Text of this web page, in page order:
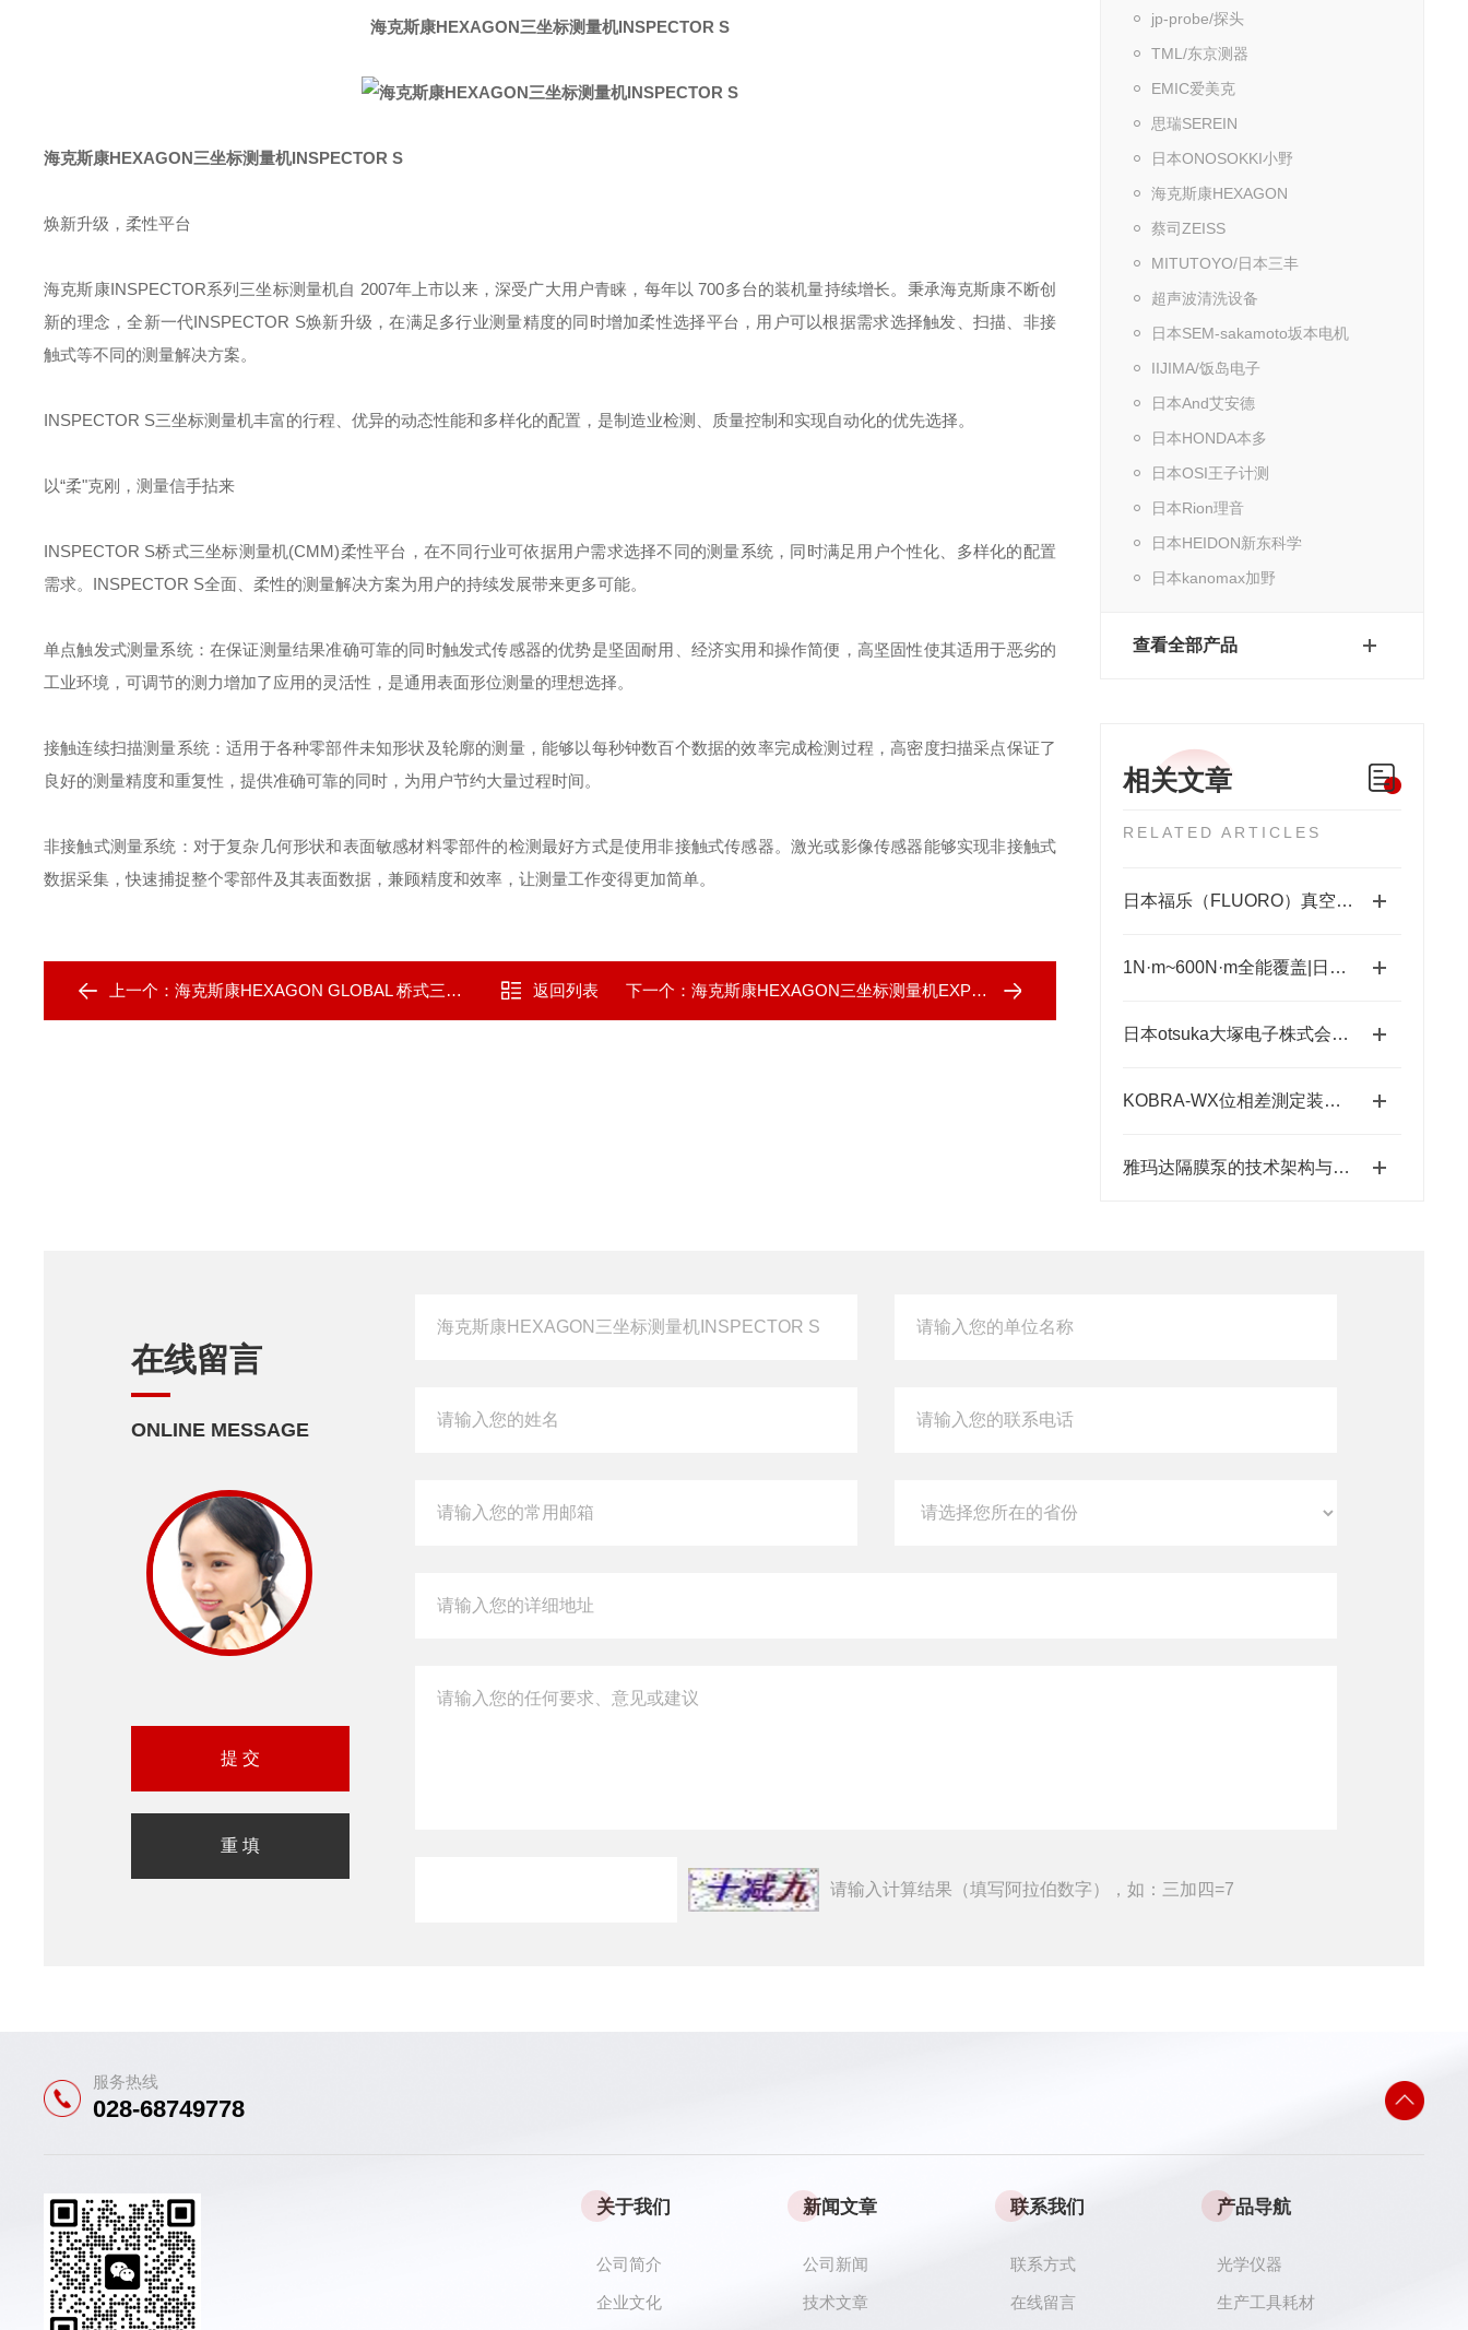
jp-probe/探头
TML/东京测器
EMIC爱美克
思瑞SEREIN
日本ONOSOKKI小野
海克斯康HEXAGON
蔡司ZEISS
MITUTOYO/日本三丰
超声波清洗设备
日本SEM-sakamoto坂本电机
IIJIMA/饭岛电子
日本And艾安德
日本HONDA本多
日本OSI王子计测
日本Rion理音
日本HEIDON新东科学
日本kanomax加野
查看全部产品
相关文章
RELATED ARTICLES
日本福乐（FLUORO）真空吸笔半导体精密搬运工具-藤田光学
1N·m~600N·m全能覆盖|日本ESTIC艾斯迪克超宽扭矩弯头枪
日本otsuka大塚电子株式会社【NEW】新品光波动场三次元显微镜MINUK
KOBRA-WX位相差測定装置技术原理：让“相位”变成“光强”
雅玛达隔膜泵的技术架构与工业流体输送应用领域
海克斯康HEXAGON三坐标测量机INSPECTOR S
海克斯康HEXAGON三坐标测量机INSPECTOR S
焕新升级，柔性平台
海克斯康INSPECTOR系列三坐标测量机自 2007年上市以来，深受广大用户青睐，每年以 700多台的装机量持续增长。秉承海克斯康不断创
新的理念，全新一代INSPECTOR S焕新升级，在满足多行业测量精度的同时增加柔性选择平台，用户可以根据需求选择触发、扫描、非接
触式等不同的测量解决方案。
INSPECTOR S三坐标测量机丰富的行程、优异的动态性能和多样化的配置，是制造业检测、质量控制和实现自动化的优先选择。
以“柔"克刚，测量信手拈来
INSPECTOR S桥式三坐标测量机(CMM)柔性平台，在不同行业可依据用户需求选择不同的测量系统，同时满足用户个性化、多样化的配置
需求。INSPECTOR S全面、柔性的测量解决方案为用户的持续发展带来更多可能。
单点触发式测量系统：在保证测量结果准确可靠的同时触发式传感器的优势是坚固耐用、经济实用和操作简便，高坚固性使其适用于恶劣的
工业环境，可调节的测力增加了应用的灵活性，是通用表面形位测量的理想选择。
接触连续扫描测量系统：适用于各种零部件未知形状及轮廓的测量，能够以每秒钟数百个数据的效率完成检测过程，高密度扫描采点保证了
良好的测量精度和重复性，提供准确可靠的同时，为用户节约大量过程时间。
非接触式测量系统：对于复杂几何形状和表面敏感材料零部件的检测最好方式是使用非接触式传感器。激光或影像传感器能够实现非接触式
数据采集，快速捕捉整个零部件及其表面数据，兼顾精度和效率，让测量工作变得更加简单。
上一个： 海克斯康HEXAGON GLOBAL 桥式三坐标测量机 返回列表 下一个： 海克斯康HEXAGON三坐标测量机EXPLORER
在线留言
ONLINE MESSAGE
请输入计算结果（填写阿拉伯数字），如：三加四=7
服务热线
028-68749778
关于我们
公司简介
企业文化
新闻文章
公司新闻
技术文章
联系我们
联系方式
在线留言
产品导航
光学仪器
生产工具耗材